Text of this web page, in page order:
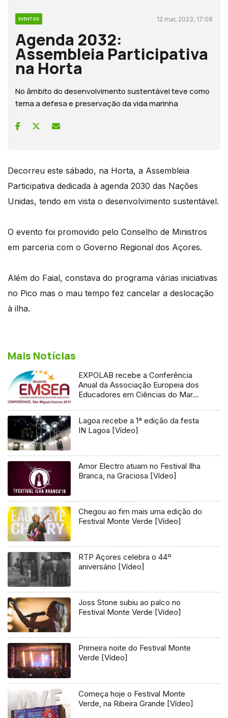
EVENTOS 12 mar, 2023, 17:08
Agenda 2032:
Assembleia Participativa
na Horta
No âmbito do desenvolvimento sustentável teve como
tema a defesa e preservação da vida marinha
Decorreu este sábado, na Horta, a Assembleia
Participativa dedicada à agenda 2030 das Nações
Unidas, tendo em vista o desenvolvimento sustentável.
O evento foi promovido pelo Conselho de Ministros
em parceria com o Governo Regional dos Açores.
Além do Faial, constava do programa várias iniciativas
no Pico mas o mau tempo fez cancelar a deslocação
à ilha.
Mais Notícias
EXPOLAB recebe a Conferência
Anual da Associação Europeia dos
Educadores em Ciências do Mar
Lagoa recebe a 1ª edição da festa
IN Lagoa [Vídeo]
Amor Electro atuam no Festival Ilha
Branca, na Graciosa [Vídeo]
Chegou ao fim mais uma edição do
Festival Monte Verde [Vídeo]
RTP Açores celebra o 44º
aniversário [Vídeo]
Joss Stone subiu ao palco no
Festival Monte Verde [Vídeo]
Primeira noite do Festival Monte
Verde [Vídeo]
Começa hoje o Festival Monte
Verde, na Ribeira Grande [Vídeo]